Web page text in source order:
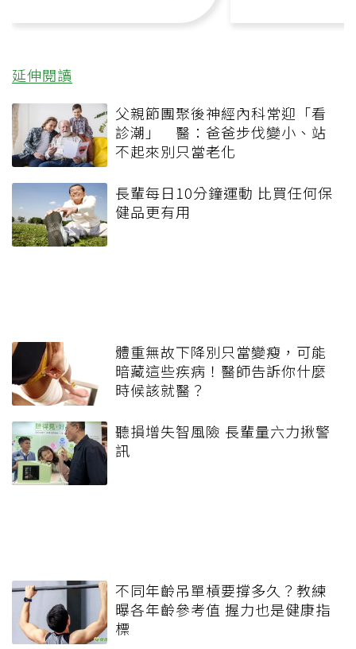
延伸閱讀
父親節團聚後神經內科常迎「看
診潮」 醫：爸爸步伐變小、站
不起來別只當老化
長輩每日10分鐘運動 比買任何保
健品更有用
體重無故下降別只當變瘦，可能
暗藏這些疾病！醫師告訴你什麼
時候該就醫？
聽損增失智風險 長輩量六力揪警
訊
不同年齡吊單槓要撐多久？教練
曝各年齡參考值 握力也是健康指
標